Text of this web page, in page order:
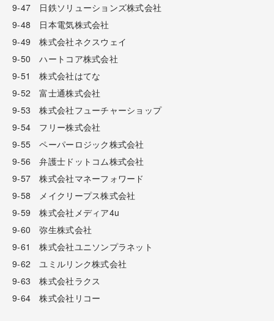
9-47 日鉄ソリューションズ株式会社
9-48 日本電気株式会社
9-49 株式会社ネクスウェイ
9-50 ハートコア株式会社
9-51 株式会社はてな
9-52 富士通株式会社
9-53 株式会社フューチャーショップ
9-54 フリー株式会社
9-55 ペーパーロジック株式会社
9-56 弁護士ドットコム株式会社
9-57 株式会社マネーフォワード
9-58 メイクリープス株式会社
9-59 株式会社メディア4u
9-60 弥生株式会社
9-61 株式会社ユニソンプラネット
9-62 ユミルリンク株式会社
9-63 株式会社ラクス
9-64 株式会社リコー